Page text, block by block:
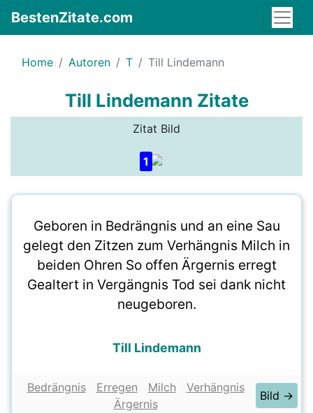
BestenZitate.com
Home Autoren T Till Lindemann
Till Lindemann Zitate
Zitat Bild
1
Geboren in Bedrängnis und an eine Sau
gelegt den Zitzen zum Verhängnis Milch in
beiden Ohren So offen Ärgernis erregt
Gealtert in Vergängnis Tod sei dank nicht
neugeboren.
Till Lindemann
Bedrängnis Erregen Milch
Verhängnis
Ärgernis
Bild →